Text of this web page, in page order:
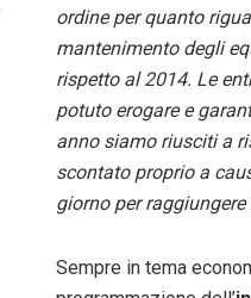
ordine per quanto
mantenimento degli
rispetto al 2014. Le
potuto erogare e
anno siamo riusciti a
scontato proprio a
giorno per raggiungere
Sempre in tema